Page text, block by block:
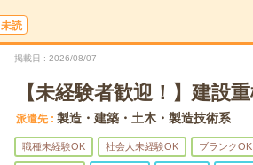
未読
掲載日 2026/08/07
【未経験者歓迎！】建設
派遣先 製造・建築・土木・製造技術系
職種未経験OK 社会人未経験OK ブランクOK